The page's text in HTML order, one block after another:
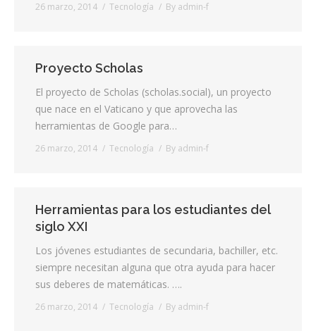
26 marzo, 2014 Tecnología By admin-f
Proyecto Scholas
El proyecto de Scholas (scholas.social), un proyecto
que nace en el Vaticano y que aprovecha las
herramientas de Google para…
26 marzo, 2014 Tecnología By admin-f
Herramientas para los estudiantes del
siglo XXI
Los jóvenes estudiantes de secundaria, bachiller, etc.
siempre necesitan alguna que otra ayuda para hacer
sus deberes de matemáticas. ….
26 marzo, 2014 Tecnología By admin-f